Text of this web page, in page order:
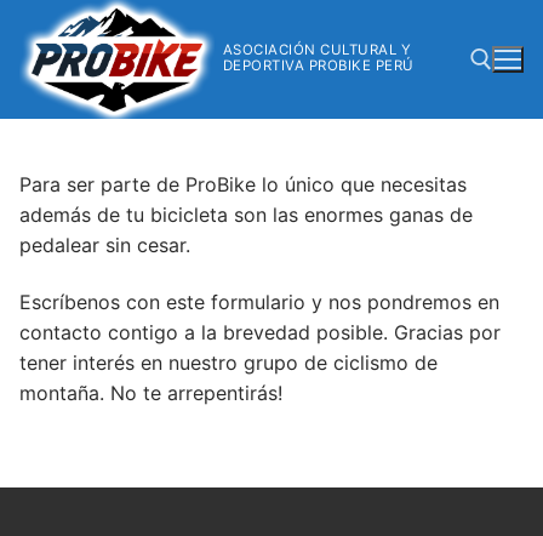
ASOCIACIÓN CULTURAL Y
DEPORTIVA PROBIKE PERÚ
Para ser parte de ProBike lo único que necesitas
además de tu bicicleta son las enormes ganas de
pedalear sin cesar.
Escríbenos con este formulario y nos pondremos en
contacto contigo a la brevedad posible. Gracias por
tener interés en nuestro grupo de ciclismo de
montaña. No te arrepentirás!